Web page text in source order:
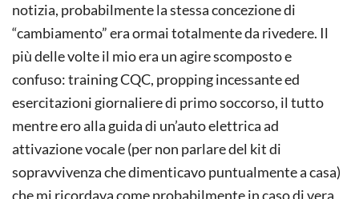
notizia, probabilmente la stessa concezione di
“cambiamento” era ormai totalmente da rivedere. Il
più delle volte il mio era un agire scomposto e
confuso: training CQC, propping incessante ed
esercitazioni giornaliere di primo soccorso, il tutto
mentre ero alla guida di un’auto elettrica ad
attivazione vocale (per non parlare del kit di
sopravvivenza che dimenticavo puntualmente a casa)
che mi ricordava come probabilmente in caso di vera